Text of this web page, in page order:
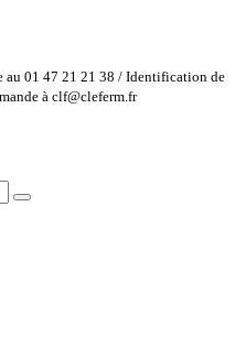
au 01 47 21 21 38 / Identification de
à clf@cleferm.fr